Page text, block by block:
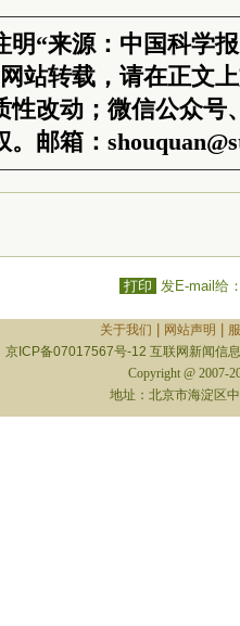
明“来源：中国科学
站转载，请在正文
性改动；微信公众号
邮箱：
打印 发E-mail给
关于我们 网站声明
京ICP备07017567号-12 互联网新闻信
Copyright @ 2007-
地址：北京市海淀区